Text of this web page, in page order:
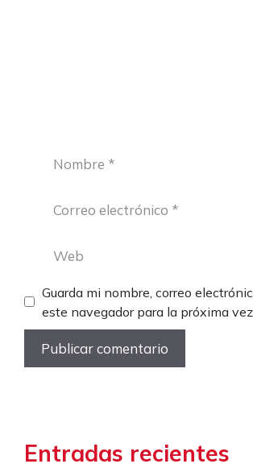
electrónico
Guarda mi nombre, correo
este navegador para la próxima
Entradas recientes